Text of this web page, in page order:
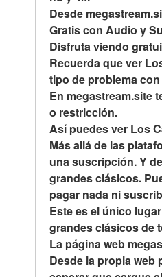
Desde
Gratis con Audio y
Disfruta viendo
Recuerda que ver
tipo de problema
En megastream.site
o restricción.
Así puedes ver Los
Más allá de las
una suscripción. Y
grandes clásicos.
pagar nada ni
Este es el único
grandes clásicos de
La página web
Desde la propia